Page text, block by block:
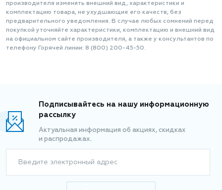
производителя изменять внешний вид, характеристики и
комплектацию товара, не ухудшающие его качеств, без
предварительного уведомления. В случае любых сомнений перед
покупкой уточняйте характеристики, комплектацию и внешний вид
на официальном сайте производителя, а также у консультантов по
телефону Горячей линии: 8 (800) 200-45-50.
Подписывайтесь на нашу информационную
рассылку
Актуальная информация об акциях, скидках
и распродажах.
Введите электронный адрес